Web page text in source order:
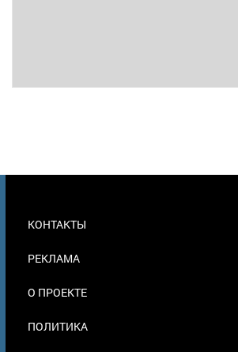
В
КОНТАКТЫ
РЕКЛАМА
О ПРОЕКТЕ
ПОЛИТИКА